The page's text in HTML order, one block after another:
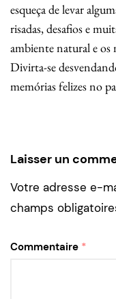
esqueça de levar
risadas, desafios e
ambiente natural e
Divirta-se
memórias felizes no
Laisser un
Votre adresse e-
champs
Commentaire *